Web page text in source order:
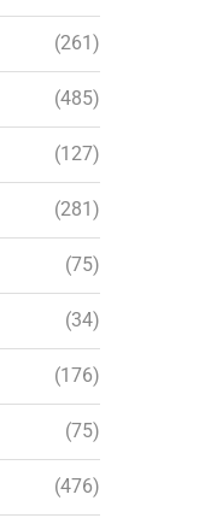
(261)
(485)
(127)
(281)
(75)
(34)
(176)
(75)
(476)